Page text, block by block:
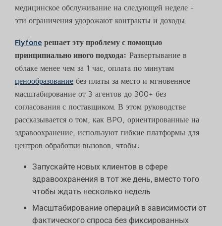
медицинское обслуживание на следующей неделе -
эти ограничения удорожают контракты и доходы.
Flyfone решает эту проблему с помощью
принципиально иного подхода: Развертывание в
облаке менее чем за 1 час, оплата по минутам
ценообразование без платы за место и мгновенное
масштабирование от 3 агентов до 300+ без
согласования с поставщиком. В этом руководстве
рассказывается о том, как BPO, ориентированные на
здравоохранение, используют гибкие платформы для
центров обработки вызовов, чтобы:
Запускайте новых клиентов в сфере
здравоохранения в тот же день, вместо того
чтобы ждать несколько недель
Масштабирование операций в зависимости от
фактического спроса без фиксированных